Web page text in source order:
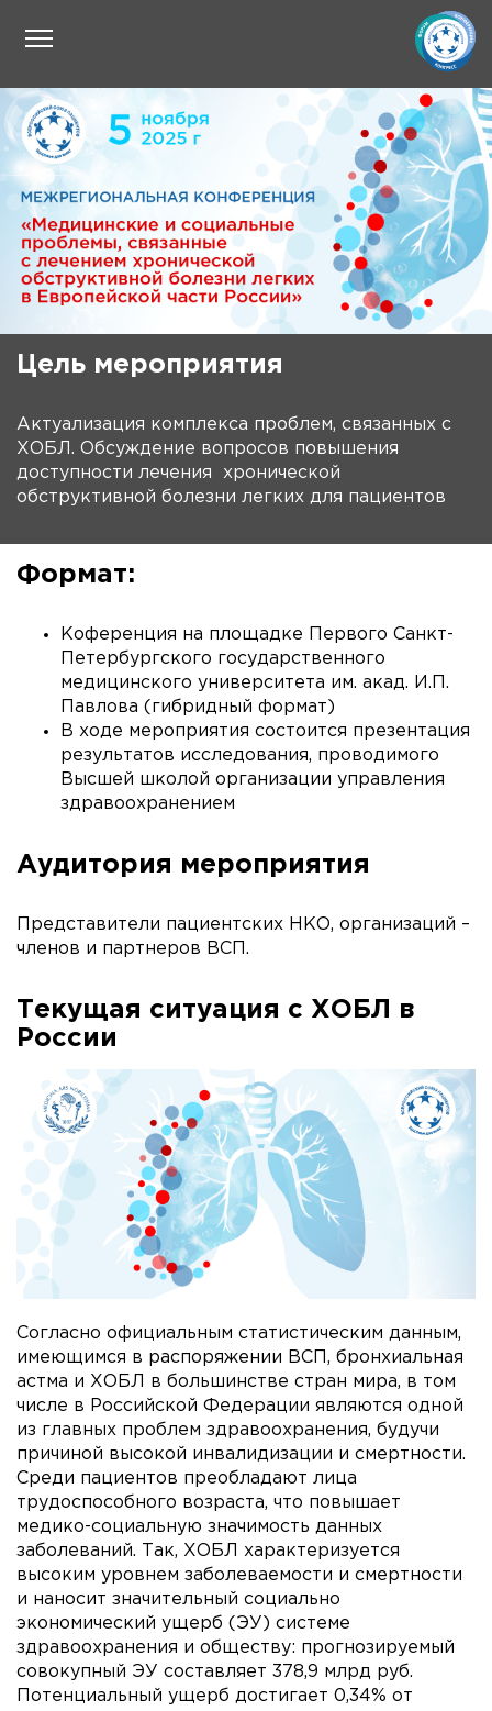
Цель мероприятия
Актуализация комплекса проблем, связанных с
ХОБЛ. Обсуждение вопросов повышения
доступности лечения хронической
обструктивной болезни легких для пациентов
Формат:
Коференция на площадке Первого Санкт-
Петербургского государственного
медицинского университета им. акад. И.П.
Павлова (гибридный формат)
В ходе мероприятия состоится презентация
результатов исследования, проводимого
Высшей школой организации управления
здравоохранением
Аудитория мероприятия
Представители пациентских НКО, организаций –
членов и партнеров ВСП.
Текущая ситуация с ХОБЛ в
России
Согласно официальным статистическим данным,
имеющимся в распоряжении ВСП, бронхиальная
астма и ХОБЛ в большинстве стран мира, в том
числе в Российской Федерации являются одной
из главных проблем здравоохранения, будучи
причиной высокой инвалидизации и смертности.
Среди пациентов преобладают лица
трудоспособного возраста, что повышает
медико-социальную значимость данных
заболеваний. Так, ХОБЛ характеризуется
высоким уровнем заболеваемости и смертности
и наносит значительный социально
экономический ущерб (ЭУ) системе
здравоохранения и обществу: прогнозируемый
совокупный ЭУ составляет 378,9 млрд руб.
Потенциальный ущерб достигает 0,34% от